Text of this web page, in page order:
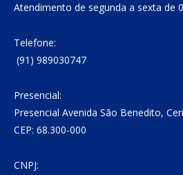
Atendimento de segunda a sexta de
Telefone:
(91) 989030747
Presencial:
Presencial Avenida São Benedito,
CEP: 68.300-000
CNPJ: